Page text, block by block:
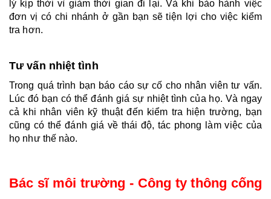
lý kịp thời vì giảm thời gian đi lại. Và khi bảo hành việc
đơn vị có chi nhánh ở gần bạn sẽ tiện lợi cho việc kiểm
tra hơn.
Tư vấn nhiệt tình
Trong quá trình bạn báo cáo sự cố cho nhân viên tư vấn.
Lúc đó bạn có thể đánh giá sự nhiệt tình của họ. Và ngay
cả khi nhân viên kỹ thuật đến kiểm tra hiện trường, bạn
cũng có thể đánh giá về thái độ, tác phong làm việc của
họ như thế nào.
Bác sĩ môi trường - Công ty thông cống